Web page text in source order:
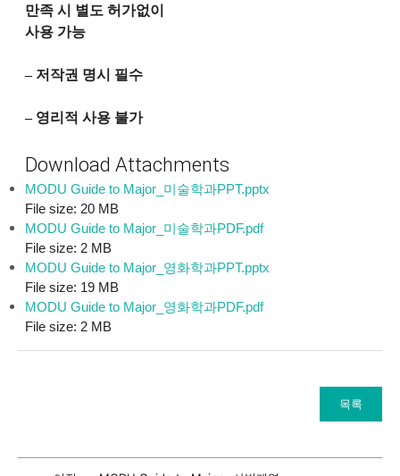
만족 시 별도 허가없이
사용 가능
– 저작권 명시 필수
– 영리적 사용 불가
Download Attachments
MODU Guide to Major_미술학과PPT.pptx
File size: 20 MB
MODU Guide to Major_미술학과PDF.pdf
File size: 2 MB
MODU Guide to Major_영화학과PPT.pptx
File size: 19 MB
MODU Guide to Major_영화학과PDF.pdf
File size: 2 MB
목록